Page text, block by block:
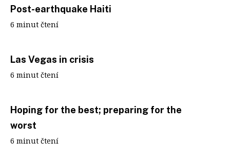
Post-earthquake Haiti
6 minut čtení
Las Vegas in crisis
6 minut čtení
Hoping for the best; preparing for the
worst
6 minut čtení